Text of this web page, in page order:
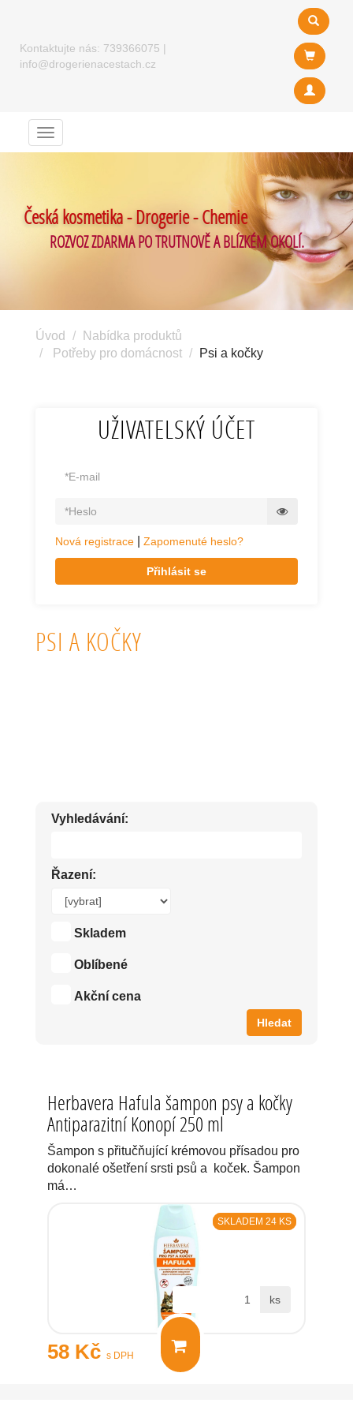
Kontaktujte nás: 739366075 |
info@drogerienacestach.cz
Menu
Česká kosmetika - Drogerie - Chemie
ROZVOZ ZDARMA PO TRUTNOVĚ A BLÍZKÉM OKOLÍ.
Úvod
Nabídka produktů
Potřeby pro domácnost
Psi a kočky
UŽIVATELSKÝ ÚČET
Nová registrace Zapomenuté heslo?
Přihlásit se
PSI A KOČKY
Vyhledávání:
Řazení:
Skladem
Oblíbené
Akční cena
Hledat
Herbavera Hafula šampon psy a kočky
Antiparazitní Konopí 250 ml
Šampon s přitučňující krémovou přísadou pro
dokonalé ošetření srsti psů a koček. Šampon
má…
SKLADEM 24 KS
58 Kč s DPH
ks